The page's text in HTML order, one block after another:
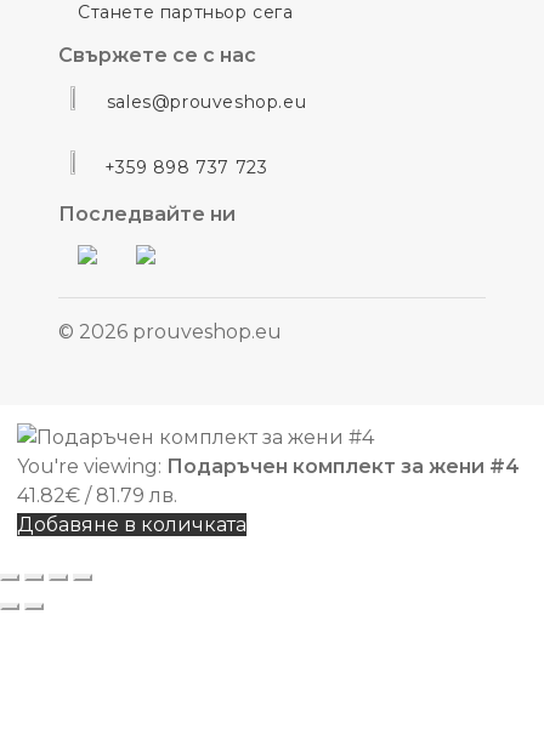
Станете партньор сега
Свържете се с нас
sales@prouveshop.eu
+359 898 737 723
Последвайте ни
© 2026 prouveshop.eu
You're viewing: Подаръчен комплект за жени #4
41.82€ / 81.79 лв.
Добавяне в количката